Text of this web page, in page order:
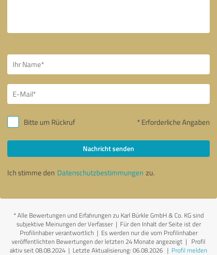
Bitte um Rückruf * Erforderliche Angaben
Nachricht senden
Ich stimme den Datenschutzbestimmungen zu.
*Alle Bewertungen und Erfahrungen zu Karl Bürkle GmbH & Co. KG sind
subjektive Meinungen der Verfasser | Für den Inhalt der Seite ist der
Profilinhaber verantwortlich | Es werden nur die vom Profilinhaber
veröffentlichten Bewertungen der letzten 24 Monate angezeigt | Profil
aktiv seit 08.08.2024 | Letzte Aktualisierung: 06.08.2026 | Profil melden